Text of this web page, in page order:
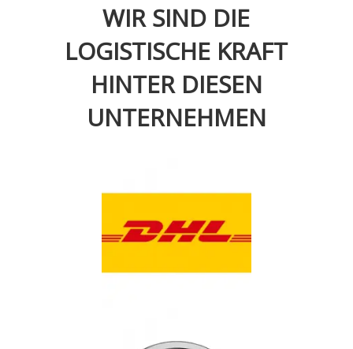
WIR SIND DIE
LOGISTISCHE KRAFT
HINTER DIESEN
UNTERNEHMEN